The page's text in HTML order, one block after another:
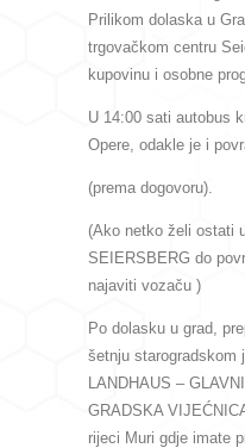
Prilikom dolaska u
trgovačkom centru
kupovinu i osobne
U 14:00 sati autobus
Opere, odakle je i
(prema dogovoru).
(Ako netko želi ostati
SEIERSBERG do
najaviti vozaču )
Po dolasku u grad,
šetnju starogradskom
LANDHAUS –
GRADSKA
rijeci Muri gdje imate